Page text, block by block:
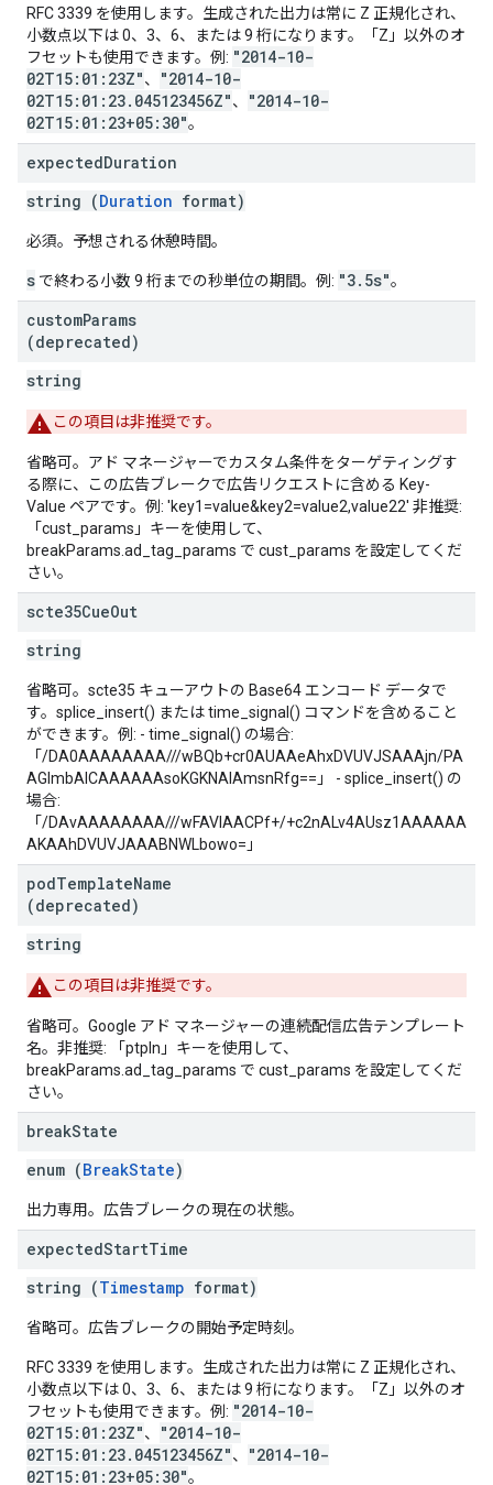
RFC 3339 を使用します。生成された出力は常に Z 正規化され、
小数点以下は 0、3、6、または 9 桁になります。「Z」以外のオ
フセットも使用できます。例: "2014-10-
02T15:01:23Z"、
"2014-10-
02T15:01:23.045123456Z"、
"2014-10-
02T15:01:23+05:30"。
expectedDuration
string (Duration format)
必須。予想される休憩時間。
s で終わる小数 9 桁までの秒単位の期間。例: "3.5s"。
customParams
(deprecated)
string
この項目は非推奨です。
省略可。アド マネージャーでカスタム条件をターゲティングす
る際に、この広告ブレークで広告リクエストに含める Key-
Value ペアです。例: 'key1=value&key2=value2,value22' 非推奨:
「cust_params」キーを使用して、
breakParams.ad_tag_params で cust_params を設定してくだ
さい。
scte35CueOut
string
省略可。scte35 キューアウトの Base64 エンコード データで
す。splice_insert() または time_signal() コマンドを含めること
ができます。例: - time_signal() の場合:
「/DA0AAAAAAAA///wBQb+cr0AUAAeAhxDVUVJSAAAjn/PA
AGlmbAICAAAAAAsoKGKNAIAmsnRfg==」 - splice_insert() の
場合:
「/DAvAAAAAAAA///wFAVIAACPf+/+c2nALv4AUsz1AAAAAA
AKAAhDVUVJAAABNWLbowo=」
podTemplateName
(deprecated)
string
この項目は非推奨です。
省略可。Google アド マネージャーの連続配信広告テンプレート
名。非推奨: 「ptpln」キーを使用して、
breakParams.ad_tag_params で cust_params を設定してくだ
さい。
breakState
enum (BreakState)
出力専用。広告ブレークの現在の状態。
expectedStartTime
string (Timestamp format)
省略可。広告ブレークの開始予定時刻。
RFC 3339 を使用します。生成された出力は常に Z 正規化され、
小数点以下は 0、3、6、または 9 桁になります。「Z」以外のオ
フセットも使用できます。例: "2014-10-
02T15:01:23Z"、
"2014-10-
02T15:01:23.045123456Z"、
"2014-10-
02T15:01:23+05:30"。